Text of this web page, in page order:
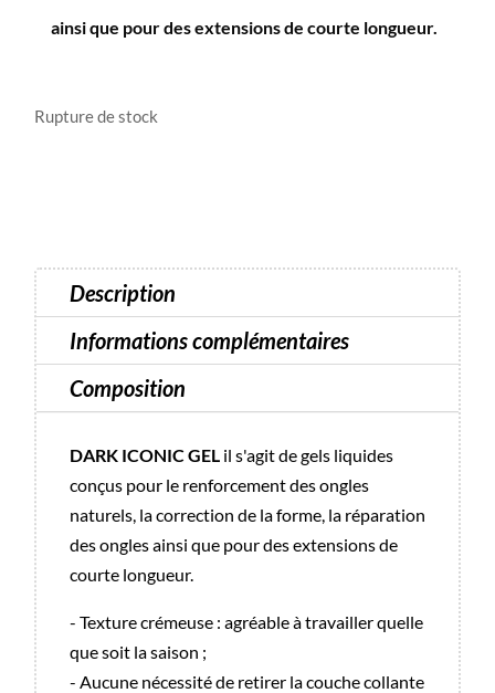
ainsi que pour des extensions de courte longueur.
Rupture de stock
Description
Informations complémentaires
Composition
DARK ICONIC GEL il s'agit de gels liquides
conçus pour le renforcement des ongles
naturels, la correction de la forme, la réparation
des ongles ainsi que pour des extensions de
courte longueur.
- Texture crémeuse : agréable à travailler quelle
que soit la saison ;
- Aucune nécessité de retirer la couche collante